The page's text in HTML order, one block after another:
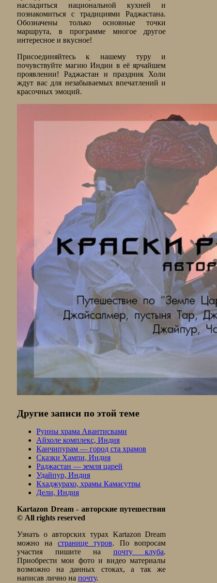
насладиться национальной кухней и
познакомиться с традициями Раджастана.
Обозначены только основные точки
маршрута, в программе многое другое
интересное и вкусное!
Присоединяйтесь к нашему туру и
почувствуйте магию Индии в её ярчайшем
проявлении! Раджастан и праздник Холи
ждут вас для незабываемых впечатлений и
красочных эмоций.
Другие записи по этой теме
Руины храма Авантисвами
Айхоле комплекс, Индия
Канчипурам — город ста храмов
Сказки Хампи, Индия
Раджастан — земля царей
Удайпур, Индия
Кхаджурахо, храмы Камасутры
Дели, Индия
Kartazon Dream - авторские путешествия
© All rights reserved
Узнать о авторских туpах Kartazon Dream
можно на странице туров. По вопросам
участия пишите на почту клуба.
Приобрести мои фото и видео материалы
возможно на данных стоках, а так же
написав лично напочту.